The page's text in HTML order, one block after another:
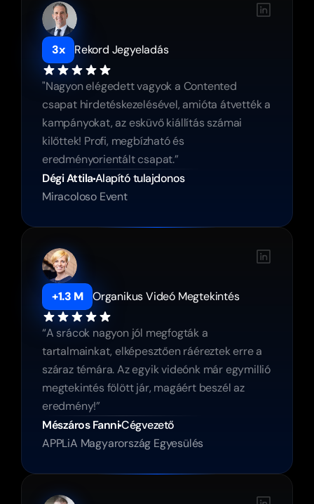
3x Rekord Jegyeladás
"Nagyon elégedett vagyok a Contented
csapat hirdetéskezelésével, amióta átvették a
kampányokat, az esküvő kiállítás számai
kilőttek! Profi, megbízható és
eredményorientált csapat.”
Dégi AttilaAlapító tulajdonos
Miracoloso Event
+1.3 M Organikus Videó Megtekintés
“A srácok nagyon jól megfogták a
tartalmainkat, elképesztően ráéreztek erre a
száraz témára. Az egyik videónk már egymillió
megtekintés fölött jár, magáért beszél az
eredmény!”
Mészáros FanniCégvezető
APPLiA Magyarország Egyesülés